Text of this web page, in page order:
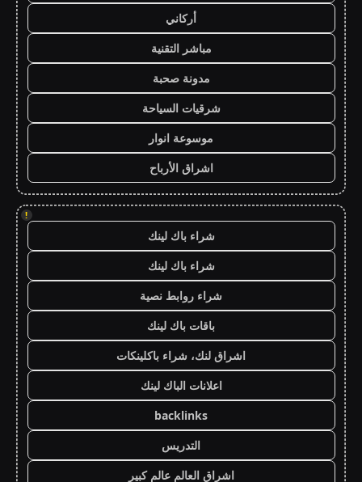
أركاني
مباشر التقنية
مدونة صحبة
شرقيات السياحة
موسوعة انوار
اشراق الأرباح
!
شراء باك لينك
شراء باك لينك
شراء روابط نصية
باقات باك لينك
اشراق لنك، شراء باكلينكات
اعلانات الباك لينك
backlinks
التدريس
اشراق العالم عالم كبير